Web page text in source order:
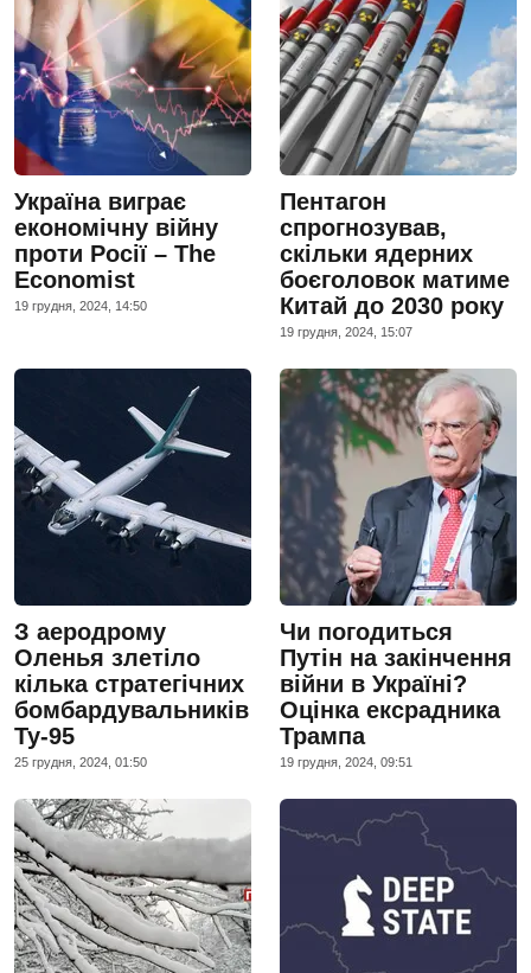
Україна виграє
економічну війну
проти Росії – The
Economist
19 грудня, 2024, 14:50
Пентагон
спрогнозував,
скільки ядерних
боєголовок матиме
Китай до 2030 року
19 грудня, 2024, 15:07
З аеродрому
Оленья злетіло
кілька стратегічних
бомбардувальників
Ту-95
25 грудня, 2024, 01:50
Чи погодиться
Путін на закінчення
війни в Україні?
Оцінка ексрадника
Трампа
19 грудня, 2024, 09:51